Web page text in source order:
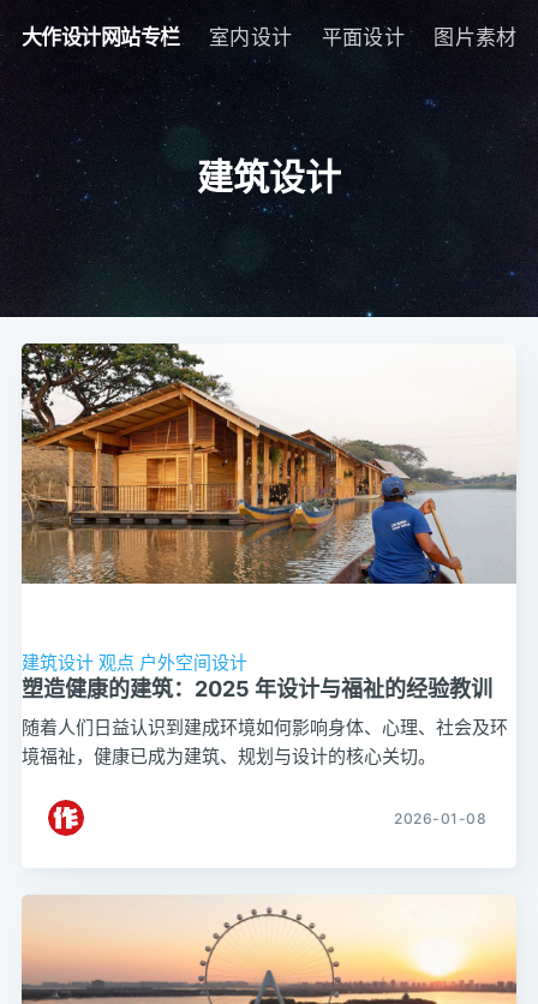
大作设计网站专栏 室内设计 平面设计 图片素材
建筑设计
建筑设计 观点 户外空间设计
塑造健康的建筑：2025 年设计与福祉的经验教训
随着人们日益认识到建成环境如何影响身体、心理、社会及环
境福祉，健康已成为建筑、规划与设计的核心关切。
2026-01-08